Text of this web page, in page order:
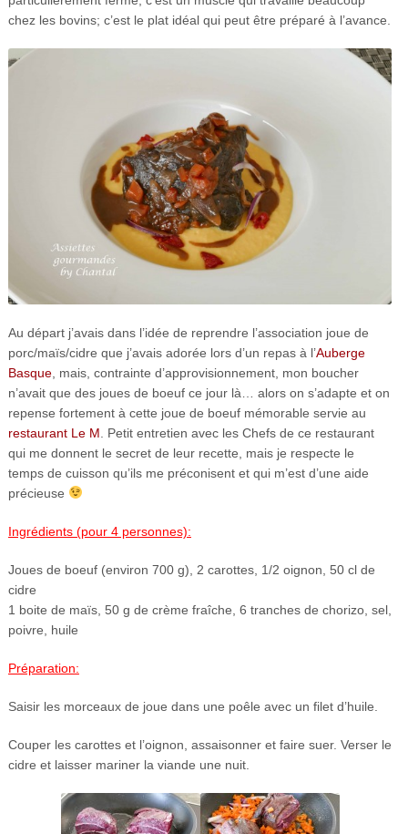
chez les bovins; c’est le plat idéal qui peut être préparé à l’avance.
Au départ j’avais dans l’idée de reprendre l’association joue de
porc/maïs/cidre que j’avais adorée lors d’un repas à l’Auberge
Basque, mais, contrainte d’approvisionnement, mon boucher
n’avait que des joues de boeuf ce jour là… alors on s’adapte et on
repense fortement à cette joue de boeuf mémorable servie au
restaurant Le M . Petit entretien avec les Chefs de ce restaurant
qui me donnent le secret de leur recette, mais je respecte le
temps de cuisson qu’ils me préconisent et qui m’est d’une aide
précieuse
Ingrédients (pour 4 personnes):
Joues de boeuf (environ 700 g), 2 carottes, 1/2 oignon, 50 cl de
cidre
1 boite de maïs, 50 g de crème fraîche, 6 tranches de chorizo, sel,
poivre, huile
Préparation:
Saisir les morceaux de joue dans une poêle avec un filet d’huile.
Couper les carottes et l’oignon, assaisonner et faire suer. Verser le
cidre et laisser mariner la viande une nuit.